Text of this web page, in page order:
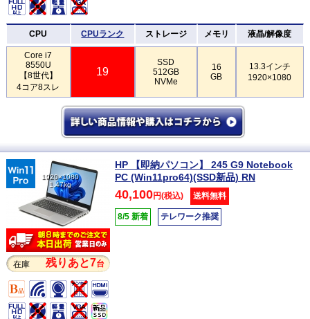
CPU CPUランク ストレージ メモリ 液晶/解像度
Core i7
8550U
【8世代】
4コア8スレ
19
SSD
512GB
NVMe
16
GB
13.3インチ
1920×1080
1920×1080
1.47kg
在庫 残りあと7台
HP 【即納パソコン】 245 G9 Notebook
PC (Win11pro64)(SSD新品) RN
40,100円(税込) 送料無料
8/5 新着 テレワーク推奨